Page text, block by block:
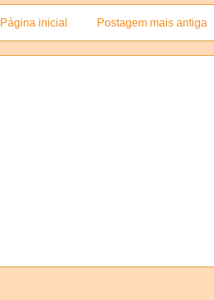
Postagem mais antiga
Página inicial